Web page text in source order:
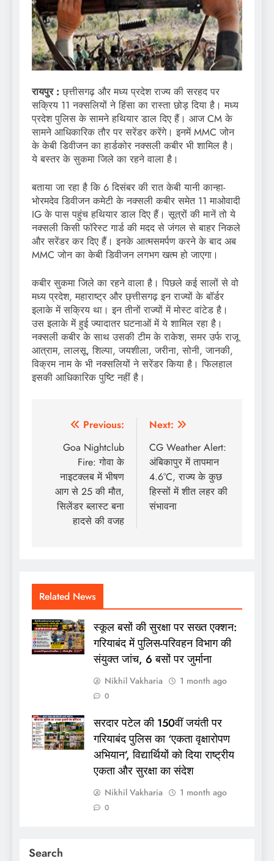
रायपुर : छ्त्तीसगढ़ और मध्य प्रदेश राज्य की सरहद पर
सक्रिय 11 नक्सलियों ने हिंसा का रास्ता छोड़ दिया है। मध्य
प्रदेश पुलिस के सामने हथियार डाल दिए हैं। आज CM के
सामने आधिकारिक तौर पर सरेंडर करेंगे। इनमें MMC जोन
के केबी डिवीजन का हार्डकोर नक्सली कबीर भी शामिल है।
ये बस्तर के सुकमा जिले का रहने वाला है।
बताया जा रहा है कि 6 दिसंबर की रात केबी यानी कान्हा-
भोरमदेव डिवीजन कमेटी के नक्सली कबीर समेत 11 माओवादी
IG के पास पहुंच हथियार डाल दिए हैं। सूत्रों की मानें तो ये
नक्सली किसी फॉरेस्ट गार्ड की मदद से जंगल से बाहर निकले
और सरेंडर कर दिए हैं। इनके आत्मसमर्पण करने के बाद अब
MMC जोन का केबी डिवीजन लगभग खत्म हो जाएगा।
कबीर सुकमा जिले का रहने वाला है। पिछले कई सालों से वो
मध्य प्रदेश, महाराष्ट्र और छ्त्तीसगढ़ इन राज्यों के बॉर्डर
इलाके में सक्रिय था। इन तीनों राज्यों में मोस्ट वांटेड है।
उस इलाके में हुई ज्यादातर घटनाओं में ये शामिल रहा है।
नक्सली कबीर के साथ उसकी टीम के राकेश, समर उर्फ राजू
आत्राम, लालसू, शिल्पा, जयशीला, जरीना, सोनी, जानकी,
विक्रम नाम के भी नक्सलियों ने सरेंडर किया है। फिलहाल
इसकी आधिकारिक पुष्टि नहीं है।
Post
navigation
Previous:
Goa Nightclub
Fire: गोवा के
नाइटक्लब में भीषण
आग से 25 की मौत,
सिलेंडर ब्लास्ट बना
हादसे की वजह
Next:
CG Weather Alert:
अंबिकापुर में तापमान
4.6°C, राज्य के कुछ
हिस्सों में शीत लहर की
संभावना
Related News
स्कूल बसों की सुरक्षा पर सख्त एक्शन:
गरियाबंद में पुलिस-परिवहन विभाग की
संयुक्त जांच, 6 बसों पर जुर्माना
Nikhil Vakharia 1 month ago
0
सरदार पटेल की 150वीं जयंती पर
गरियाबंद पुलिस का ‘एकता वृक्षारोपण
अभियान’, विद्यार्थियों को दिया राष्ट्रीय
एकता और सुरक्षा का संदेश
Nikhil Vakharia 1 month ago
0
Search